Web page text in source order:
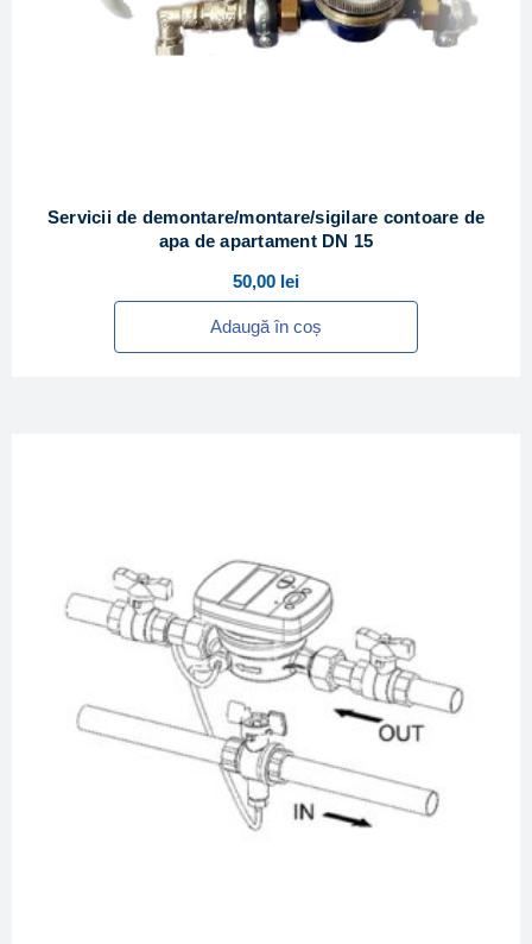
Servicii de demontare/montare/sigilare contoare de
apa de apartament DN 15
50,00 lei
Adaugă în coș